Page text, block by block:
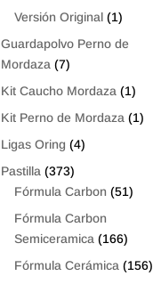
Versión Original (1)
Guardapolvo Perno de
Mordaza (7)
Kit Caucho Mordaza (1)
Kit Perno de Mordaza (1)
Ligas Oring (4)
Pastilla (373)
Fórmula Carbon (51)
Fórmula Carbon
Semiceramica (166)
Fórmula Cerámica (156)